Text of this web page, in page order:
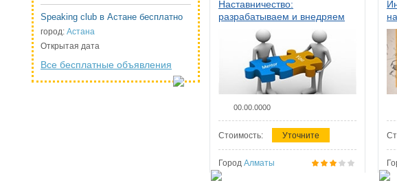
Speaking club в Астане бесплатно
город: Астана
Открытая дата
Все бесплатные объявления
Наставничество:
разрабатываем и внедряем
систему наставничества в
организации
00.00.0000
Стоимость: Уточните
Город Алматы